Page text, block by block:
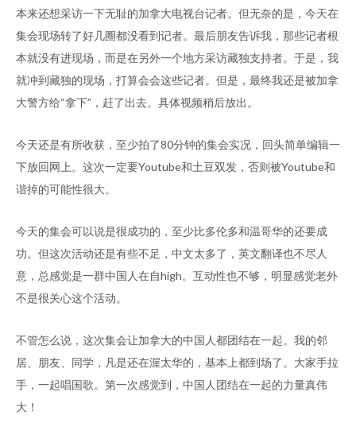
本来还想采访一下无耻的加拿大电视台记者。但无奈的是，今天在
集会现场转了好几圈都没看到记者。最后朋友告诉我，那些记者根
本就没有进现场，而是在另外一个地方采访藏独支持者。于是，我
就冲到藏独的现场，打算会会这些记者。但是，最终我还是被加拿
大警方给“拿下”，赶了出去。具体视频稍后放出。
今天还是有所收获，至少拍了80分钟的集会实况，回头简单编辑一
下放回网上。这次一定要Youtube和土豆双发，否则被Youtube和
谐掉的可能性很大。
今天的集会可以说是很成功的，至少比多伦多和温哥华的还要成
功。但这次活动还是有些不足，中文太多了，英文翻译也不尽人
意，总感觉是一群中国人在自high。互动性也不够，明显感觉老外
不是很关心这个活动。
不管怎么说，这次集会让加拿大的中国人都团结在一起。我的邻
居、朋友、同学，凡是还在渥太华的，基本上都到场了。大家手拉
手，一起唱国歌。第一次感觉到，中国人团结在一起的力量真伟
大！